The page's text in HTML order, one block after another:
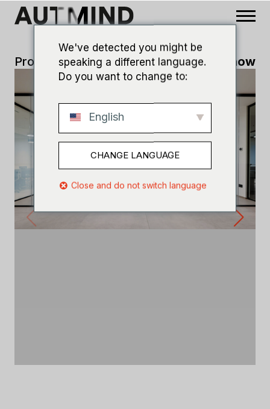
Progetti>Baldissar Slideshow
We've detected you might be
speaking a different language.
Do you want to change to:
English
CHANGE LANGUAGE
Close and do not switch language